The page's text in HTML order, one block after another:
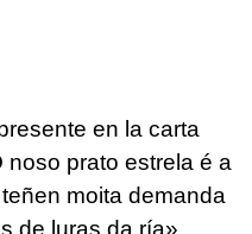
en la carta
noso prato estrela é a
moita demanda
de luras da ría»,